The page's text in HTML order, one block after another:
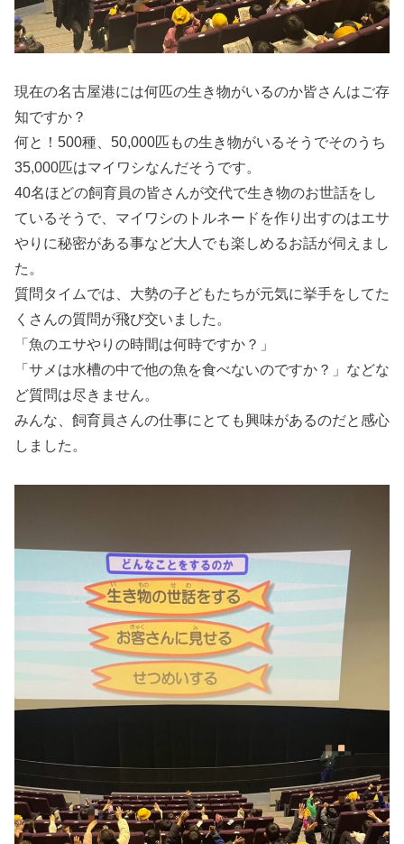
現在の名古屋港には何匹の生き物がいるのか皆さんはご存
知ですか？
何と！500種、50,000匹もの生き物がいるそうでそのうち
35,000匹はマイワシなんだそうです。
40名ほどの飼育員の皆さんが交代で生き物のお世話をし
ているそうで、マイワシのトルネードを作り出すのはエサ
やりに秘密がある事など大人でも楽しめるお話が伺えまし
た。
質問タイムでは、大勢の子どもたちが元気に挙手をしてた
くさんの質問が飛び交いました。
「魚のエサやりの時間は何時ですか？」
「サメは水槽の中で他の魚を食べないのですか？」などな
ど質問は尽きません。
みんな、飼育員さんの仕事にとても興味があるのだと感心
しました。